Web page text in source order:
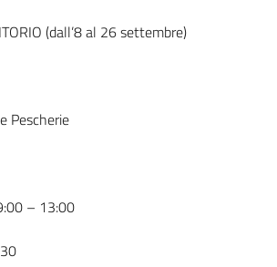
(dall’8 al 26 settembre)
Pescherie
– 13:00